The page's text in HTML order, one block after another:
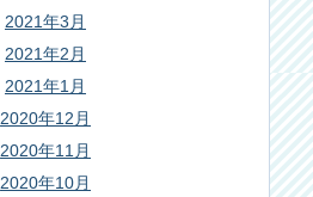
2021年3月
2021年2月
2021年1月
2020年12月
2020年11月
2020年10月